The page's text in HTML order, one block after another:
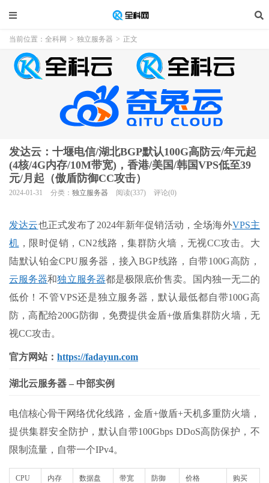
当前位置： 全科网 > 独立服务器 > 正文
发达云：十堰电信/湖北BGP默认100G高防云/年元起
(4核/4G内存/10M带宽)，香港/美国/韩国VPS低至39
元/月起（傲盾防御CC攻击）
2024-01-31 分类： 独立服务器 阅读(337) 评论(0)
发达云也正式发布了2024年新年促销活动，全场海外VPS主
机 ，限时促销，CN2线路，集群防火墙，无视CC攻击。大
陆默认铂金CPU服务器，接入BGP线路，自带100G高防，
云服务器和独立服务器都是极限底价售卖。国内独一无二的
低价！不管VPS还是独立服务器，默认最低都自带100G高
防，高配给200G防御，免费提供金盾+傲盾集群防火墙，无
视CC攻击。
官方网站： https://fadayun.com
湖北云服务器 – 中部实例
电信核心骨干网络优化线路，金盾+傲盾+天机多重防火墙，
提供集群安全防护，默认自带100Gbps DDoS高防保护，不
限制流量，自带一个IPv4。
CPU 内存 数据盘 带宽 防御 价格 购买